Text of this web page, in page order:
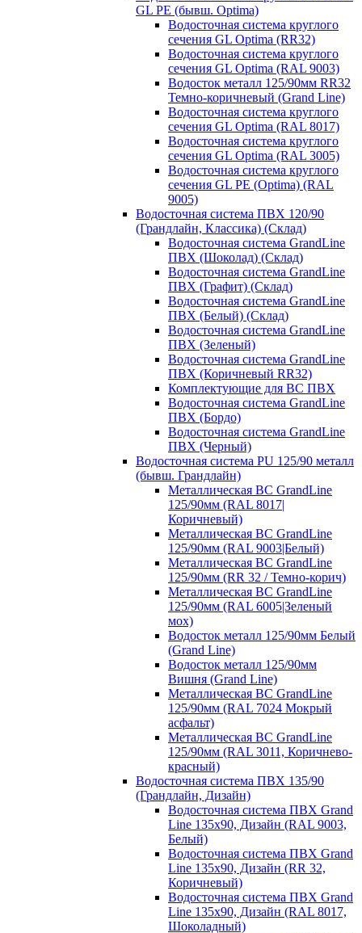
GL PE (бывш. Optima)
Водосточная система круглого
сечения GL Optima (RR32)
Водосточная система круглого
сечения GL Optima (RAL 9003)
Водосток металл 125/90мм RR32
Темно-коричневый (Grand Line)
Водосточная система круглого
сечения GL Optima (RAL 8017)
Водосточная система круглого
сечения GL Optima (RAL 3005)
Водосточная система круглого
сечения GL PE (Optima) (RAL
9005)
Водосточная система ПВХ 120/90
(Грандлайн, Классика) (Склад)
Водосточная система GrandLine
ПВХ (Шоколад) (Склад)
Водосточная система GrandLine
ПВХ (Графит) (Склад)
Водосточная система GrandLine
ПВХ (Белый) (Склад)
Водосточная система GrandLine
ПВХ (Зеленый)
Водосточная система GrandLine
ПВХ (Коричневый RR32)
Комплектующие для ВС ПВХ
Водосточная система GrandLine
ПВХ (Бордо)
Водосточная система GrandLine
ПВХ (Черный)
Водосточная система PU 125/90 металл
(бывш. Грандлайн)
Металлическая ВС GrandLine
125/90мм (RAL 8017|
Коричневый)
Металлическая ВС GrandLine
125/90мм (RAL 9003|Белый)
Металлическая ВС GrandLine
125/90мм (RR 32 / Темно-корич)
Металлическая ВС GrandLine
125/90мм (RAL 6005|Зеленый
мох)
Водосток металл 125/90мм Белый
(Grand Line)
Водосток металл 125/90мм
Вишня (Grand Line)
Металлическая ВС GrandLine
125/90мм (RAL 7024 Мокрый
асфальт)
Металлическая ВС GrandLine
125/90мм (RAL 3011, Коричнево-
красный)
Водосточная система ПВХ 135/90
(Грандлайн, Дизайн)
Водосточная система ПВХ Grand
Line 135х90, Дизайн (RAL 9003,
Белый)
Водосточная система ПВХ Grand
Line 135х90, Дизайн (RR 32,
Коричневый)
Водосточная система ПВХ Grand
Line 135х90, Дизайн (RAL 8017,
Шоколадный)